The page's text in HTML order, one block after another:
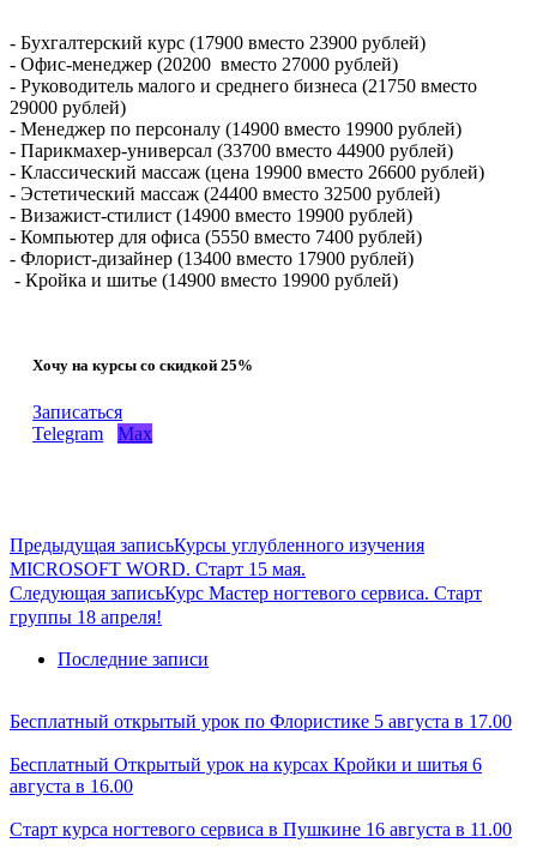
- Бухгалтерский курс (17900 вместо 23900 рублей)
- Офис-менеджер (20200 вместо 27000 рублей)
- Руководитель малого и среднего бизнеса (21750 вместо
29000 рублей)
- Менеджер по персоналу (14900 вместо 19900 рублей)
- Парикмахер-универсал (33700 вместо 44900 рублей)
- Классический массаж (цена 19900 вместо 26600 рублей)
- Эстетический массаж (24400 вместо 32500 рублей)
- Визажист-стилист (14900 вместо 19900 рублей)
- Компьютер для офиса (5550 вместо 7400 рублей)
- Флорист-дизайнер (13400 вместо 17900 рублей)
- Кройка и шитье (14900 вместо 19900 рублей)
Хочу на курсы со скидкой 25%
Записаться
Telegram
Max
Предыдущая записьКурсы углубленного изучения
MICROSOFT WORD. Старт 15 мая.
Следующая записьКурс Мастер ногтевого сервиса. Старт
группы 18 апреля!
Последние записи
Бесплатный открытый урок по Флористике 5 августа в 17.00
Бесплатный Открытый урок на курсах Кройки и шитья 6
августа в 16.00
Старт курса ногтевого сервиса в Пушкине 16 августа в 11.00